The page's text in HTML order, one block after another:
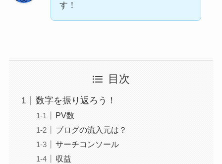
す！
目次
数字を振り返ろう！
PV数
ブログの流入元は？
サーチコンソール
収益